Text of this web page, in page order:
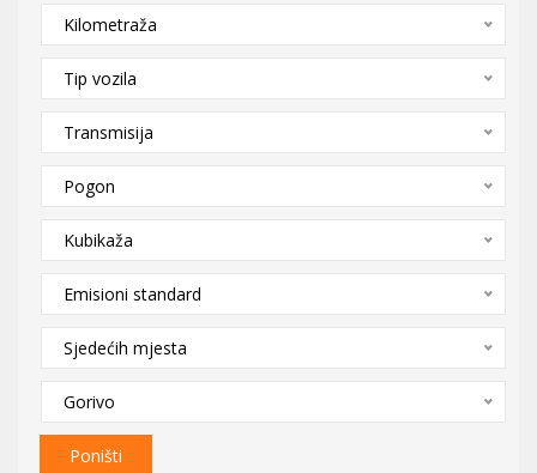
Kilometraža
Tip vozila
Transmisija
Pogon
Kubikaža
Emisioni standard
Sjedećih mjesta
Gorivo
Poništi